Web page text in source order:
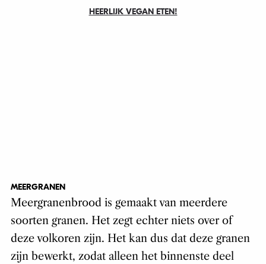
HEERLIJK VEGAN ETEN!
MEERGRANEN
Meergranenbrood is gemaakt van meerdere
soorten granen. Het zegt echter niets over of
deze volkoren zijn. Het kan dus dat deze granen
zijn bewerkt, zodat alleen het binnenste deel